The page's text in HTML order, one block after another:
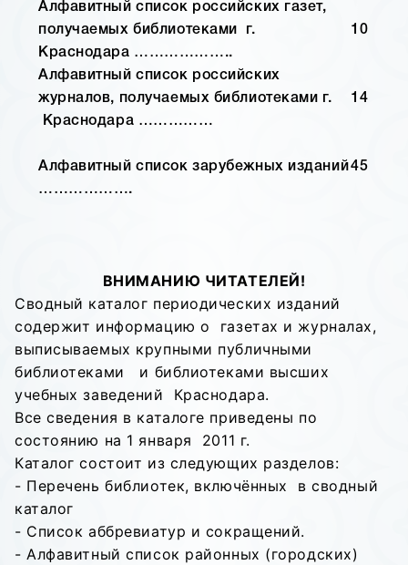
Алфавитный список российских газет,
получаемых библиотеками г.
Краснодара ………………..
10
Алфавитный список российских
журналов, получаемых библиотеками г.
Краснодара ……………
14
Алфавитный список зарубежных изданий
……………….
45
ВНИМАНИЮ ЧИТАТЕЛЕЙ!
Сводный каталог периодических изданий
содержит информацию о газетах и журналах,
выписываемых крупными публичными
библиотеками и библиотеками высших
учебных заведений Краснодара.
Все сведения в каталоге приведены по
состоянию на 1 января 2011 г.
Каталог состоит из следующих разделов:
- Перечень библиотек, включённых в сводный
каталог
- Список аббревиатур и сокращений.
- Алфавитный список районных (городских)